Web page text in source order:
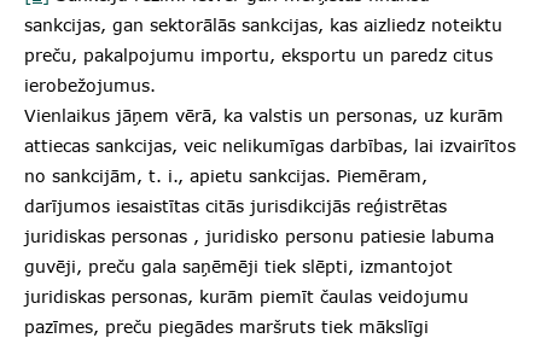
sankcijas, gan sektorālās sankcijas, kas aizliedz noteiktu
preču, pakalpojumu importu, eksportu un paredz citus
ierobežojumus.
Vienlaikus jāņem vērā, ka valstis un personas, uz kurām
attiecas sankcijas, veic nelikumīgas darbības, lai izvairītos
no sankcijām, t. i., apietu sankcijas. Piemēram,
darījumos iesaistītas citās jurisdikcijās reģistrētas
juridiskas personas , juridisko personu patiesie labuma
guvēji, preču gala saņēmēji tiek slēpti, izmantojot
juridiskas personas, kurām piemīt čaulas veidojumu
pazīmes, preču piegādes maršruts tiek mākslīgi